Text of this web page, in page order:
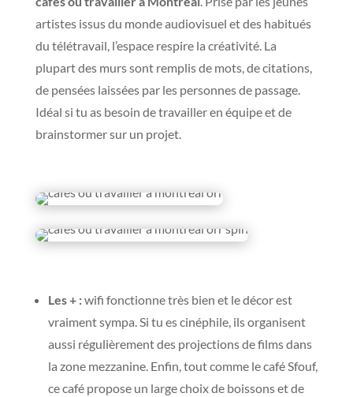
artistes issus du monde audiovisuel et des habitués
du télétravail, l’espace respire la créativité. La
plupart des murs sont remplis de mots, de citations,
de pensées laissées par les personnes de passage.
Idéal si tu as besoin de travailler en équipe et de
brainstormer sur un projet.
Les + :wifi fonctionne très bien et le décor est
vraiment sympa. Si tu es cinéphile, ils organisent
aussi régulièrement des projections de films dans
la zone mezzanine. Enfin, tout comme le café Sfouf,
ce café propose un large choix de boissons et de